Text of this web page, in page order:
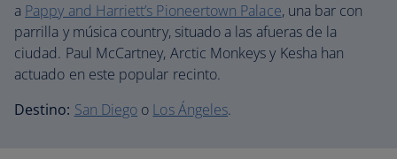
a Pappy and Harriett’s Pioneertown Palace, una bar con
parrilla y música country, situado a las afueras de la
ciudad. Paul McCartney, Arctic Monkeys y Kesha han
actuado en este popular recinto.
Destino: San Diego o Los Ángeles.